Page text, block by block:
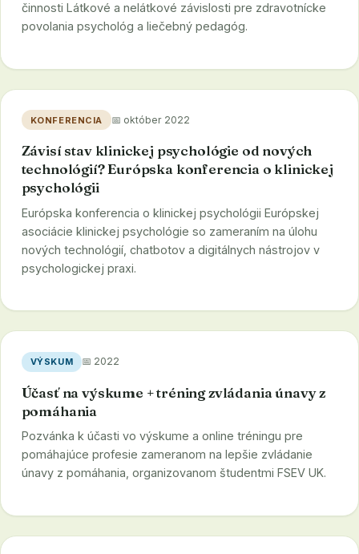
činnosti Látkové a nelátkové závislosti pre zdravotnícke
povolania psychológ a liečebný pedagóg.
KONFERENCIA 📅 október 2022
Závisí stav klinickej psychológie od nových
technológií? Európska konferencia o klinickej
psychológii
Európska konferencia o klinickej psychológii Európskej
asociácie klinickej psychológie so zameraním na úlohu
nových technológií, chatbotov a digitálnych nástrojov v
psychologickej praxi.
VÝSKUM 📅 2022
Účasť na výskume + tréning zvládania únavy z
pomáhania
Pozvánka k účasti vo výskume a online tréningu pre
pomáhajúce profesie zameranom na lepšie zvládanie
únavy z pomáhania, organizovanom študentmi FSEV UK.